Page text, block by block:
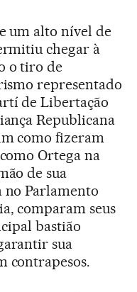
um alto nível de
chegar à
o tiro de
representado
de Libertação
Republicana
como fizeram
Ortega na
de sua
Parlamento
comparam seus
bastião
sua
contrapesos.